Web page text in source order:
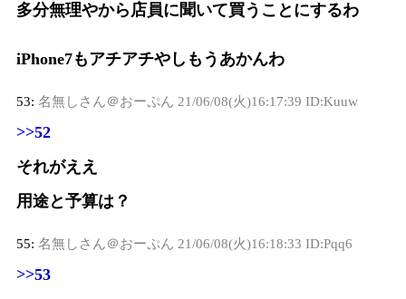
多分無理やから店員に聞いて買うことにするわ
iPhone7もアチアチやしもうあかんわ
53: 名無しさん＠おーぷん 21/06/08(火)16:17:39 ID:Kuuw
>>52
それがええ
用途と予算は？
55: 名無しさん＠おーぷん 21/06/08(火)16:18:33 ID:Pqq6
>>53